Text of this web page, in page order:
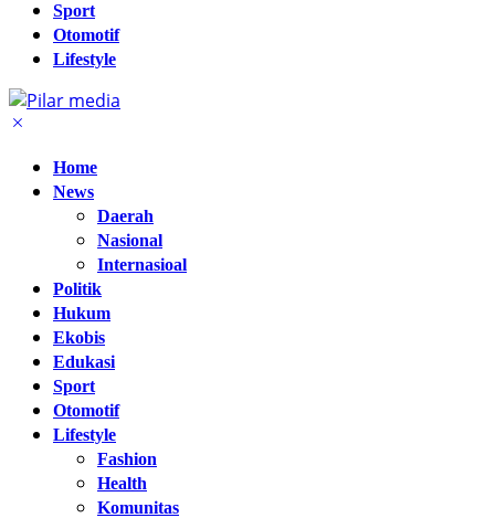
Sport
Otomotif
Lifestyle
Home
News
Daerah
Nasional
Internasioal
Politik
Hukum
Ekobis
Edukasi
Sport
Otomotif
Lifestyle
Fashion
Health
Komunitas